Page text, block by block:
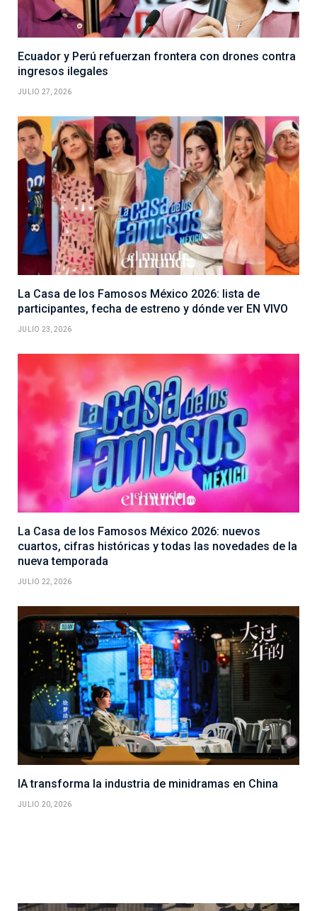
Ecuador y Perú refuerzan frontera con drones contra
ingresos ilegales
JULIO 27, 2026
La Casa de los Famosos México 2026: lista de
participantes, fecha de estreno y dónde ver EN VIVO
JULIO 23, 2026
La Casa de los Famosos México 2026: nuevos
cuartos, cifras históricas y todas las novedades de la
nueva temporada
JULIO 22, 2026
IA transforma la industria de minidramas en China
JULIO 20, 2026